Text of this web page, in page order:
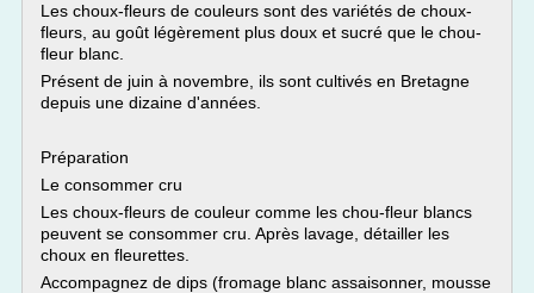
Les choux-fleurs de couleurs sont des variétés de choux-
fleurs, au goût légèrement plus doux et sucré que le chou-
fleur blanc.
Présent de juin à novembre, ils sont cultivés en Bretagne
depuis une dizaine d'années.
Préparation
Le consommer cru
Les choux-fleurs de couleur comme les chou-fleur blancs
peuvent se consommer cru. Après lavage, détailler les
choux en fleurettes.
Accompagnez de dips (fromage blanc assaisonner, mousse